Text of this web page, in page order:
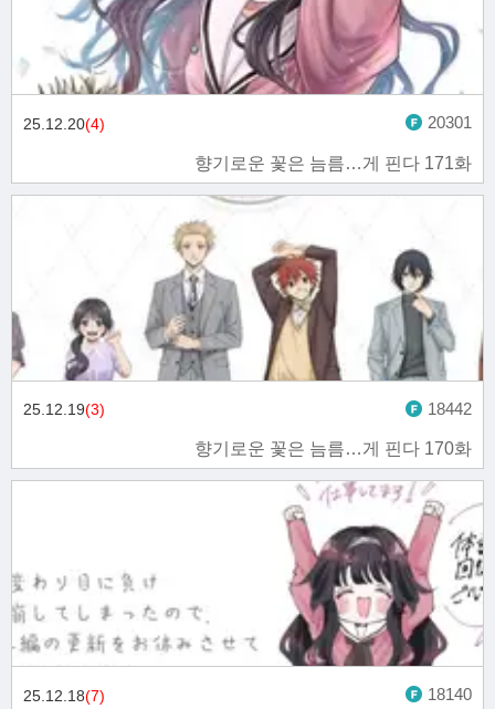
향기로운 꽃은 늠름…게 핀다 171화
25.12.20(4) 20301
향기로운 꽃은 늠름…게 핀다 170화
25.12.19(3) 18442
25.12.18(7) 18140